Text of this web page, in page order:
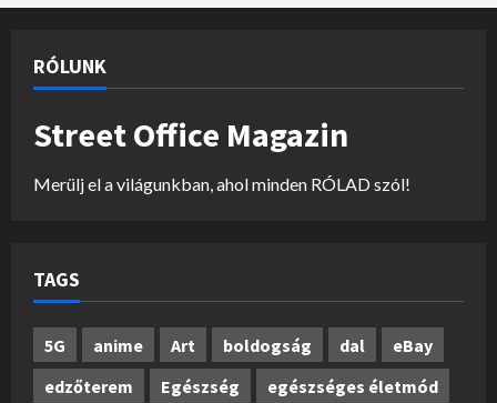
RÓLUNK
Street Office Magazin
Merülj el a világunkban, ahol minden RÓLAD szól!
TAGS
5G anime Art boldogság dal
eBay
edzőterem
Egészség
egészséges életmód